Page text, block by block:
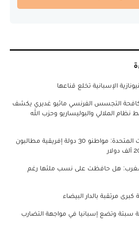
الإسبانية تخلع قناعها
التجسس الفرنسي ماثيو غديري يكشف
نظام الملالي والبوليساريو وحزب الله
تأشيرة الدخول للولايات المتحدة: مواطنو 30 دولة إفريقية مطالبون
هل حافظت على نسب ملئها رغم
مرتقبة بالدار البيضاء
سبتة وتضع إسبانيا في مواجهة التضارب